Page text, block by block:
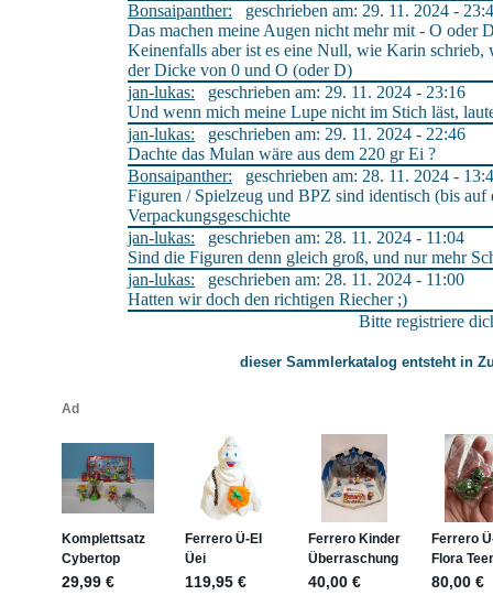
Bonsaipanther: geschrieben am: 29. 11. 2024 -
Das machen meine Augen nicht mehr mit - O oder
Keinenfalls aber ist es eine Null, wie Karin schrieb,
der Dicke von 0 und O (oder D)
jan-lukas: geschrieben am: 29. 11. 2024 - 23:16
Und wenn mich meine Lupe nicht im Stich läst,
jan-lukas: geschrieben am: 29. 11. 2024 - 22:46
Dachte das Mulan wäre aus dem 220 gr Ei ?
Bonsaipanther: geschrieben am: 28. 11. 2024 -
Figuren / Spielzeug und BPZ sind identisch (bis
Verpackungsgeschichte
jan-lukas: geschrieben am: 28. 11. 2024 - 11:04
Sind die Figuren denn gleich groß, und nur mehr
jan-lukas: geschrieben am: 28. 11. 2024 - 11:00
Hatten wir doch den richtigen Riecher ;)
Bitte registriere
dieser Sammlerkatalog entsteht in